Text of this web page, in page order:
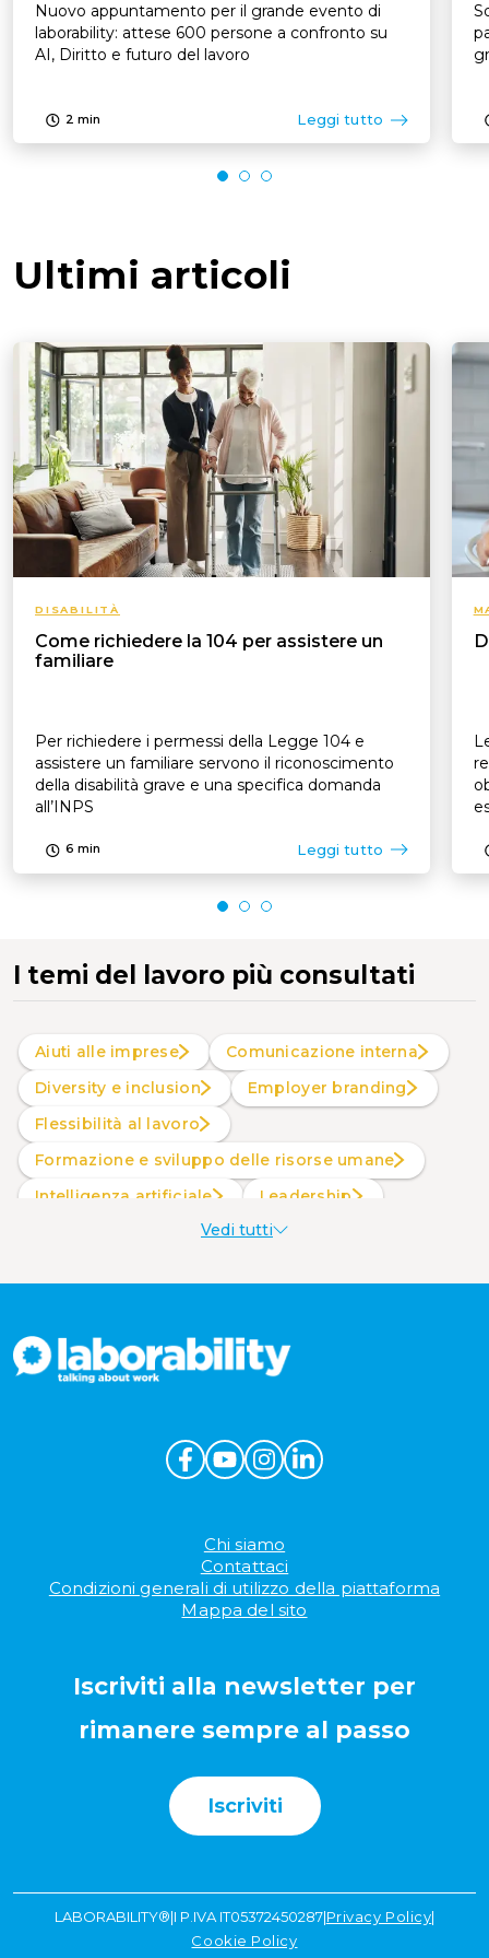
Nuovo appuntamento per il grande evento di
laborability: attese 600 persone a confronto su
AI, Diritto e futuro del lavoro
2 min Leggi tutto
Ultimi articoli
DISABILITÀ
Come richiedere la 104 per assistere un
familiare
Per richiedere i permessi della Legge 104 e
assistere un familiare servono il riconoscimento
della disabilità grave e una specifica domanda
all’INPS
6 min Leggi tutto
I temi del lavoro più consultati
Aiuti alle imprese
Comunicazione interna
Diversity e inclusion
Employer branding
Flessibilità al lavoro
Formazione e sviluppo delle risorse umane
intelligenza artificiale
Leadership
Produttività al lavoroVedi tutti
Chi siamo
Contattaci
Condizioni generali di utilizzo della piattaforma
Mappa del sito
Iscriviti alla newsletter per
rimanere sempre al passo
Iscriviti
LABORABILITY®|I P.IVA IT05372450287|Privacy Policy|
Cookie Policy